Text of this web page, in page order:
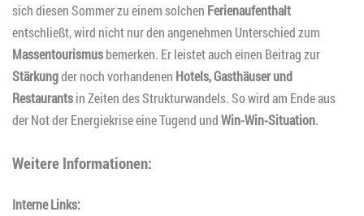
sich diesen Sommer zu einem solchen Ferienaufenthalt
entschließt, wird nicht nur den angenehmen Unterschied zum
Massentourismusbemerken. Er leistet auch einen Beitrag zur
Stärkungder noch vorhandenen Hotels, Gasthäuser und
Restaurantsin Zeiten des Strukturwandels. So wird am Ende aus
der Not der Energiekrise eine Tugend undWin-Win-Situation.
Weitere Informationen:
Interne Links: